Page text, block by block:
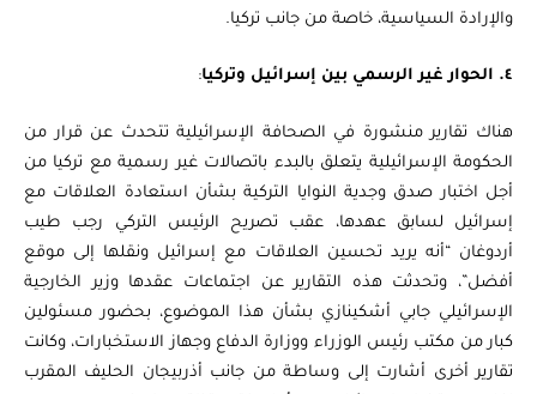
والإرادة السياسية، خاصة من جانب تركيا.
:
هناك تقارير منشورة في الصحافة الإسرائيلية تتحدث عن قرار من
الحكومة الإسرائيلية يتعلق بالبدء باتصالات غير رسمية مع تركيا من
أجل اختبار صدق وجدية النوايا التركية بشأن استعادة العلاقات مع
إسرائيل لسابق عهدها، عقب تصريح الرئيس التركي رجب طيب
أردوغان “أنه يريد تحسين العلاقات مع إسرائيل ونقلها إلى موقع
أفضل”، وتحدثت هذه التقارير عن اجتماعات عقدها وزير الخارجية
الإسرائيلي جابي أشكينازي بشأن هذا الموضوع، بحضور مسئولين
كبار من مكتب رئيس الوزراء ووزارة الدفاع وجهاز الاستخبارات، وكانت
تقارير أخرى أشارت إلى وساطة من جانب أذربيجان الحليف المقرب